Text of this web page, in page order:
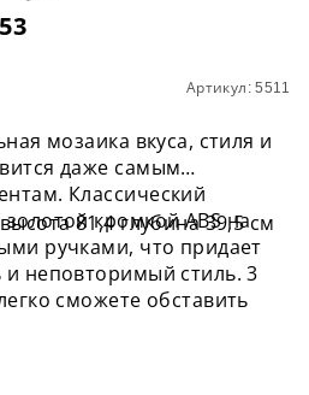
Артикул: 5511
мозаика вкуса, стиля и
даже самым
Классический
кромкой ABS на
ручками, что придает
и неповторимый стиль. 3
сможете обставить
гостиную.
81,4 глубина 39,5 см